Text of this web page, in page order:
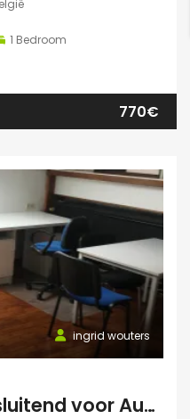
1 Bedroom
770€
ingrid wouters
Nu Beschikbaar Uitsluitend voor Augustus 2026 in Leuven Studio